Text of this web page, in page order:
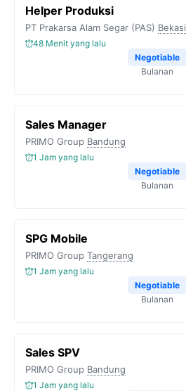
Helper Produksi
PT Prakarsa Alam Segar (PAS) Bekasi
48 Menit yang lalu
Negotiable
Bulanan
Sales Manager
PRIMO Group Bandung
1 Jam yang lalu
Negotiable
Bulanan
SPG Mobile
PRIMO Group Tangerang
1 Jam yang lalu
Negotiable
Bulanan
Sales SPV
PRIMO Group Bandung
1 Jam yang lalu